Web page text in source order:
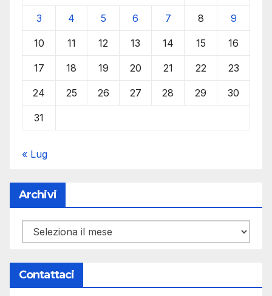
3 4 5 6 7 8 9
10 11 12 13 14 15 16
17 18 19 20 21 22 23
24 25 26 27 28 29 30
31
« Lug
Archivi
Archivi
Contattaci